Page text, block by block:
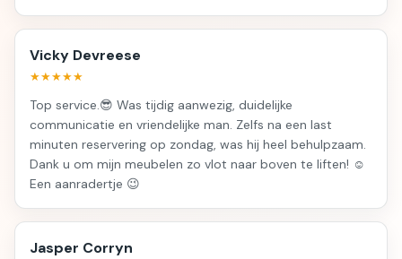
Vicky Devreese
★★★★★
Top service.😎 Was tijdig aanwezig, duidelijke
communicatie en vriendelijke man. Zelfs na een last
minuten reservering op zondag, was hij heel behulpzaam.
Dank u om mijn meubelen zo vlot naar boven te liften! ☺️
Een aanradertje 😉
Jasper Corryn